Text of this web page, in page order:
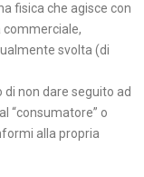
fisica che agisce con
svolta (di
non dare seguito ad
“consumatore” o
alla propria